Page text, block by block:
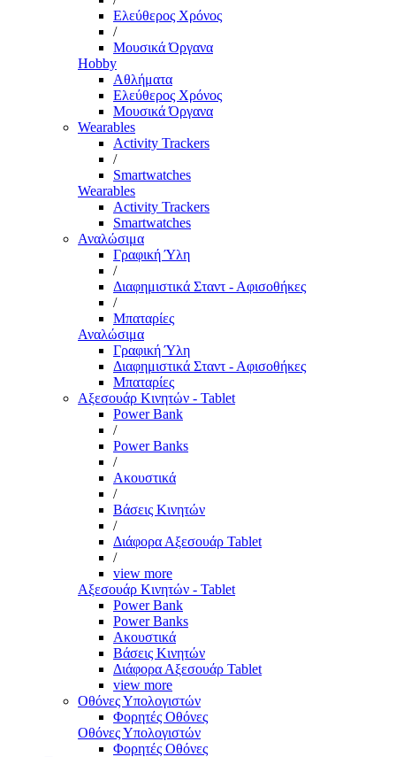
Ελεύθερος Χρόνος
/
Μουσικά Όργανα
Hobby
Αθλήματα
Ελεύθερος Χρόνος
Μουσικά Όργανα
Wearables
Activity Trackers
/
Smartwatches
Wearables
Activity Trackers
Smartwatches
Αναλώσιμα
Γραφική Ύλη
/
Διαφημιστικά Σταντ - Αφισοθήκες
/
Μπαταρίες
Αναλώσιμα
Γραφική Ύλη
Διαφημιστικά Σταντ - Αφισοθήκες
Μπαταρίες
Αξεσουάρ Κινητών - Tablet
Power Bank
/
Power Banks
/
Ακουστικά
/
Βάσεις Κινητών
/
Διάφορα Αξεσουάρ Tablet
/
view more
Αξεσουάρ Κινητών - Tablet
Power Bank
Power Banks
Ακουστικά
Βάσεις Κινητών
Διάφορα Αξεσουάρ Tablet
view more
Οθόνες Υπολογιστών
Φορητές Οθόνες
Οθόνες Υπολογιστών
Φορητές Οθόνες